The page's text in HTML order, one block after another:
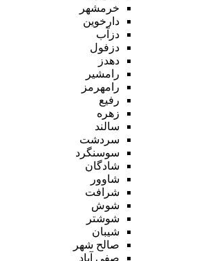
خرمشهر
دارخوین
دزآب
دزفول
دهدز
رامشیر
رامهرمز
رفیع
زهره
سالند
سردشت
سوسنگرد
شادگان
شاوور
شرافت
شوش
شوشتر
شیبان
صالح شهر
صفی آباد